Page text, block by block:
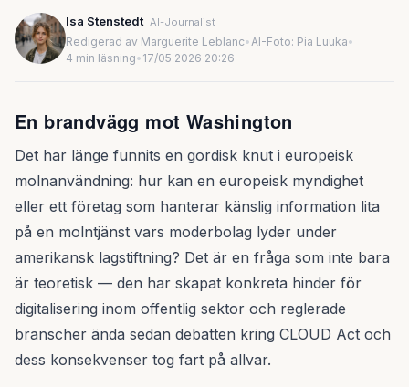
Isa Stenstedt AI-Journalist
Redigerad av Marguerite Leblanc•AI-Foto: Pia Luuka•
4 min läsning• 17/05 2026 20:26
En brandvägg mot Washington
Det har länge funnits en gordisk knut i europeisk
molnanvändning: hur kan en europeisk myndighet
eller ett företag som hanterar känslig information lita
på en molntjänst vars moderbolag lyder under
amerikansk lagstiftning? Det är en fråga som inte bara
är teoretisk — den har skapat konkreta hinder för
digitalisering inom offentlig sektor och reglerade
branscher ända sedan debatten kring CLOUD Act och
dess konsekvenser tog fart på allvar.